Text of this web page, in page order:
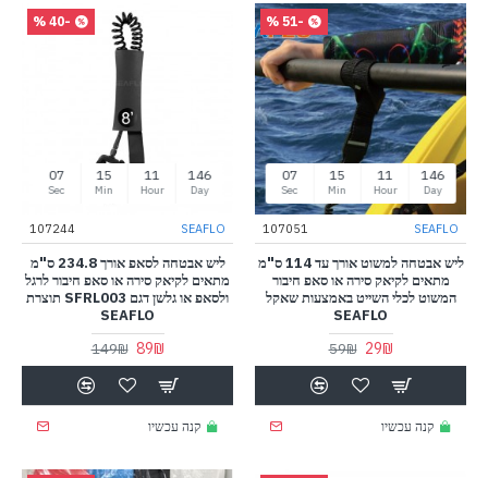
-51 %
146
Day
11
Hour
15
Min
07
Sec
SEAFLO
107051
ליש אבטחה למשוט אורך עד 114 ס"מ
מתאים לקיאק סירה או סאפ חיבור
המשוט לכלי השייט באמצעות שאקל
SEAFLO
29₪
59₪
קנה עכשיו
-40 %
146
Day
11
Hour
15
Min
07
Sec
SEAFLO
107244
ליש אבטחה לסאפ אורך 234.8 ס"מ
מתאים לקיאק סירה או סאפ חיבור לרגל
ולסאפ או גלשן דגם SFRL003 תוצרת
SEAFLO
89₪
149₪
קנה עכשיו